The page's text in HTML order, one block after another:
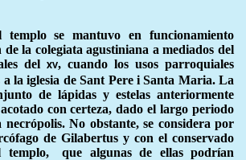
templo se mantuvo en funcionamiento
la colegiata agustiniana a mediados del
del xv, cuando los usos parroquiales
la iglesia de Sant Pere i Santa Maria. La
de lápidas y estelas anteriormente
con certeza, dado el largo periodo
No obstante, se considera por
de Gilabertus y con el conservado
templo,
que algunas de ellas podrían